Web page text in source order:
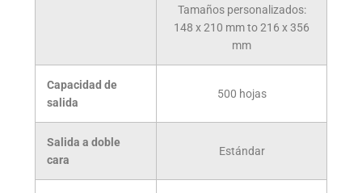
Tamaños personalizados:
148 x 210 mm to 216 x 356
mm
Capacidad de
salida
500 hojas
Salida a doble
cara
Estándar